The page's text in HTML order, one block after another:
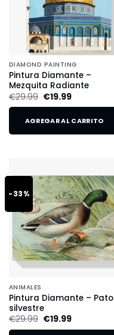
DIAMOND PAINTING
Pintura Diamante –
Mezquita Radiante
€29.99 €19.99
AGREGAR AL CARRITO
-33%
ANIMALES
Pintura Diamante – Pato
silvestre
€29.99 €19.99